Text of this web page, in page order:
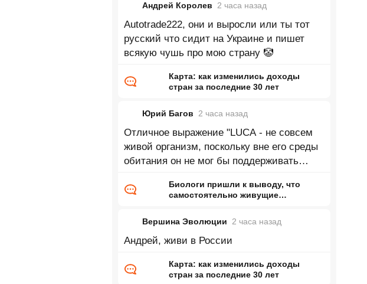
Андрей Королев 2 часа назад
Autotrade222, они и выросли или ты тот
русский что сидит на Украине и пишет
всякую чушь про мою страну 🤡
Карта: как изменились доходы
стран за последние 30 лет
Юрий Багов 2 часа назад
Отличное выражение "LUCA - не совсем
живой организм, поскольку вне его среды
обитания он не мог бы поддерживать
Биологи пришли к выводу, что
самостоятельно живущие
Вершина Эволюции
2 часа назад
Андрей, живи в России
Карта: как изменились доходы
стран за последние 30 лет